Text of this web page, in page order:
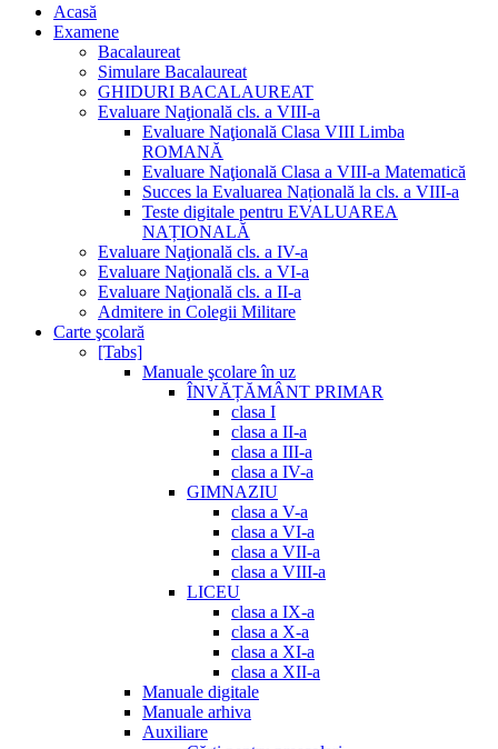
Acasă
Examene
Bacalaureat
Simulare Bacalaureat
GHIDURI BACALAUREAT
Evaluare Naţională cls. a VIII-a
Evaluare Naţională Clasa VIII Limba
ROMANĂ
Evaluare Naţională Clasa a VIII-a Matematică
Succes la Evaluarea Națională la cls. a VIII-a
Teste digitale pentru EVALUAREA
NAȚIONALĂ
Evaluare Naţională cls. a IV-a
Evaluare Naţională cls. a VI-a
Evaluare Naţională cls. a II-a
Admitere in Colegii Militare
Carte şcolară
[Tabs]
Manuale şcolare în uz
ÎNVĂȚĂMÂNT PRIMAR
clasa I
clasa a II-a
clasa a III-a
clasa a IV-a
GIMNAZIU
clasa a V-a
clasa a VI-a
clasa a VII-a
clasa a VIII-a
LICEU
clasa a IX-a
clasa a X-a
clasa a XI-a
clasa a XII-a
Manuale digitale
Manuale arhiva
Auxiliare